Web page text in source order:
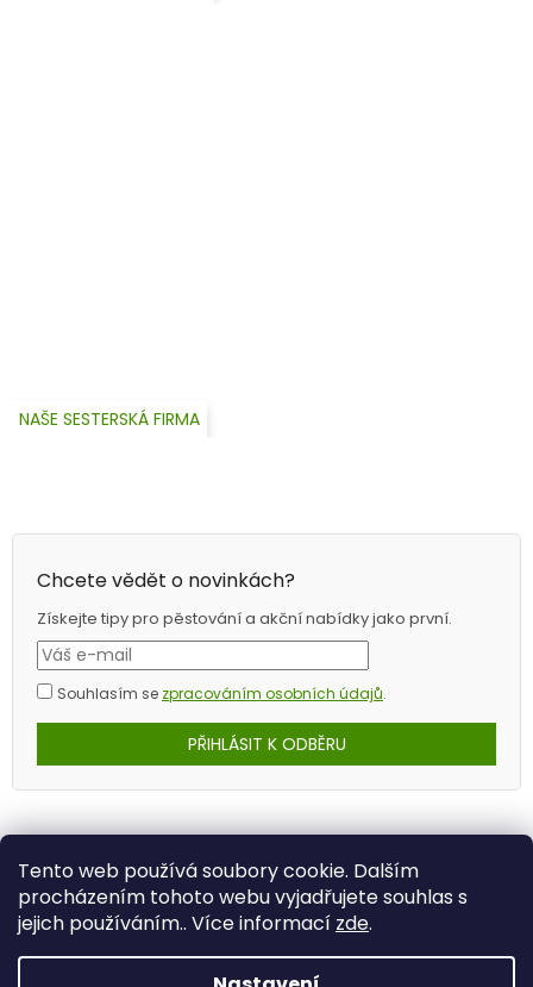
Tento web používá soubory cookie. Dalším
procházením tohoto webu vyjadřujete souhlas s
jejich používáním.. Více informací zde.
NAŠE SESTERSKÁ FIRMA
Chcete vědět o novinkách?
Získejte tipy pro pěstování a akční nabídky jako první.
Souhlasím se zpracováním osobních údajů.
PŘIHLÁSIT K ODBĚRU